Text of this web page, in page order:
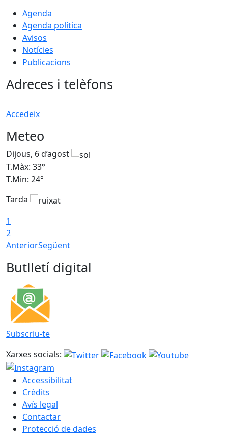
Agenda
Agenda política
Avisos
Notícies
Publicacions
Adreces i telèfons
Accedeix
Meteo
Dijous, 6 d’agost
T.Màx: 33°
T.Min: 24°
Tarda
1
2
AnteriorSegüent
Butlletí digital
Subscriu-te
Xarxes socials:
Accessibilitat
Crèdits
Avís legal
Contactar
Protecció de dades